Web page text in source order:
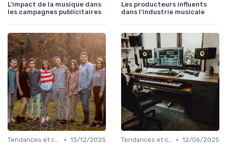
L'impact de la musique dans
les campagnes publicitaires
Les producteurs influents
dans l'industrie musicale
Tendances et chiffres du marché • 13/12/2025
Tendances et chiffres du marché • 12/06/2025